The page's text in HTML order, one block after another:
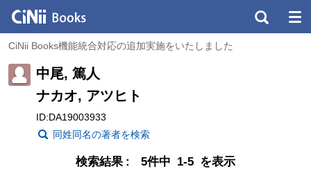
CiNii Books機能統合対応の追加実施をいたしました
中尾, 篤人
ナカオ, アツヒト
ID:DA19003933
同姓同名の著者を検索
検索結果 5件中 1-5 を表示